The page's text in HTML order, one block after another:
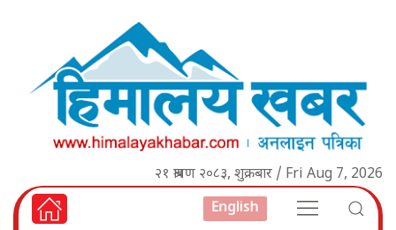
२१ श्रावण २०८३, शुक्रबार / Fri Aug 7, 2026
English